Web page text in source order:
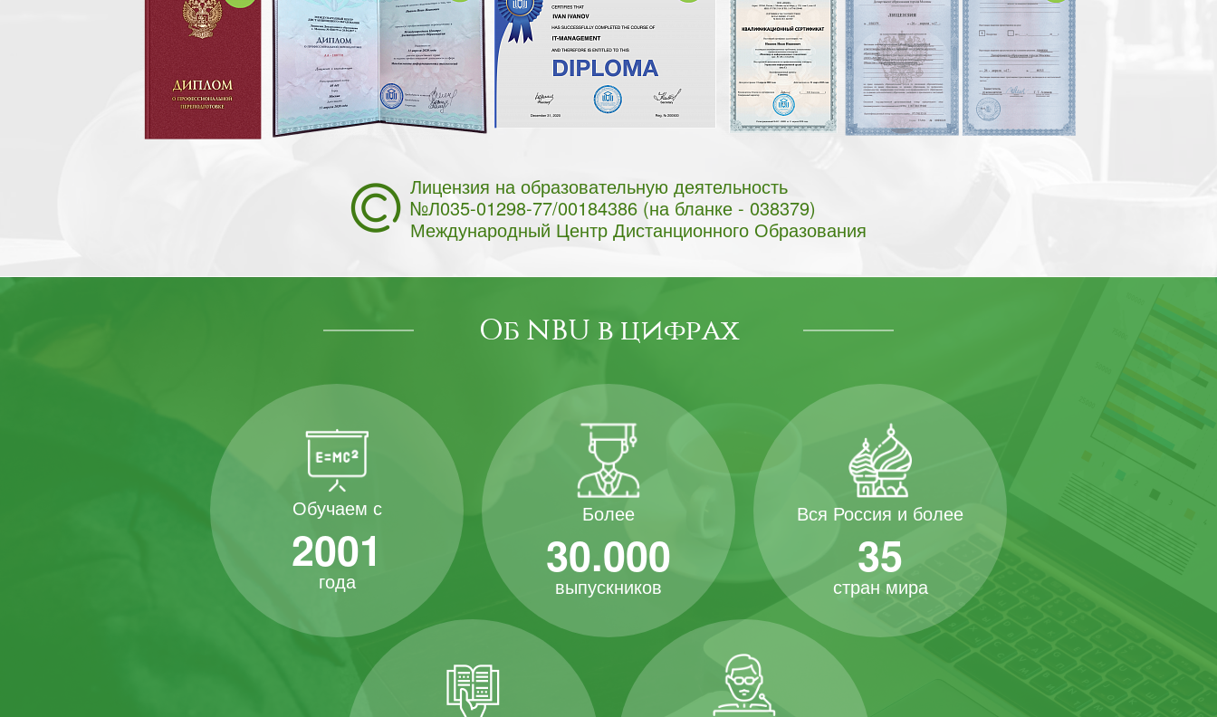
Лицензия на образовательную деятельность
№Л035-01298-77/00184386 (на бланке - 038379)
Международный Центр Дистанционного Образования
Об NBU в цифрах
Обучаем с
2001
года
Более
30.000
выпускников
Вся Россия и более
35
стран мира